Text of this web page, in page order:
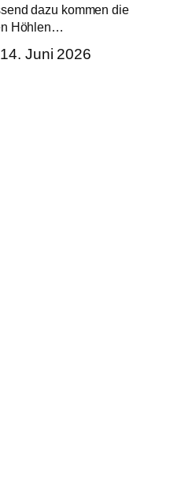
dazu kommen die
Höhlen…
14. Juni 2026